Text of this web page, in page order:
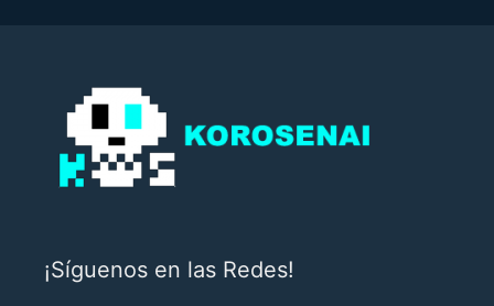
¡Síguenos en las Redes!